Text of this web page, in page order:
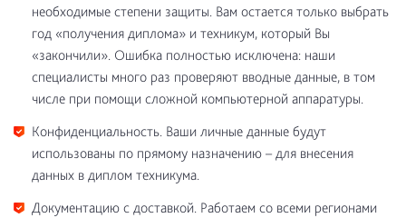
необходимые степени защиты. Вам остается только выбрать
год «получения диплома» и техникум, который Вы
«закончили». Ошибка полностью исключена: наши
специалисты много раз проверяют вводные данные, в том
числе при помощи сложной компьютерной аппаратуры.
Конфиденциальность. Ваши личные данные будут
использованы по прямому назначению – для внесения
данных в диплом техникума.
Документацию с доставкой. Работаем со всеми регионами